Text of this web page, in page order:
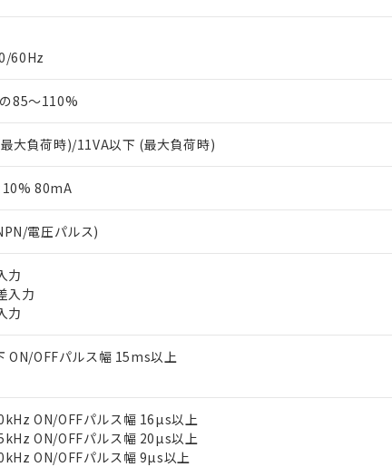
60Hz
85～110%
大負荷時)/11VA以下 (最大負荷時)
80mA
電圧パルス)
力
入力
力
ON/OFFパルス幅 15ms以上
ON/OFFパルス幅 16µs以上
ON/OFFパルス幅 20µs以上
ON/OFFパルス幅 9µs以上